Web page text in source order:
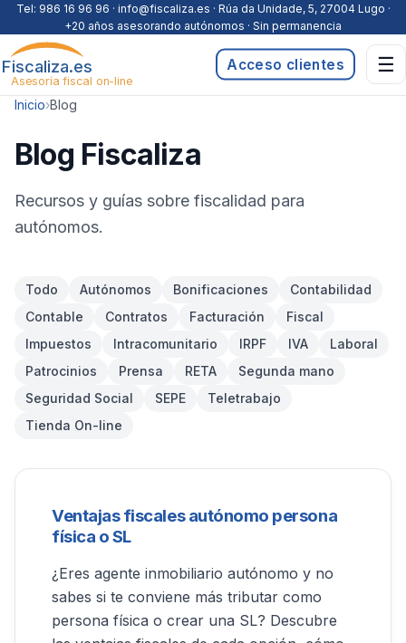
Saltar al contenido
Tel: 986 16 96 96 · info@fiscaliza.es · Rúa da Unidade, 5, 27004 Lugo ·
+20 años asesorando autónomos · Sin permanencia
Fiscaliza.es
Asesoría fiscal on-line
Acceso clientes ☰
Inicio›Blog
Blog Fiscaliza
Recursos y guías sobre fiscalidad para
autónomos.
Todo Autónomos Bonificaciones
Contabilidad
Contable
Contratos Facturación
Fiscal
Impuestos
Intracomunitario IRPF IVA
Laboral
Patrocinios
Prensa RETA
Segunda mano
Seguridad Social
SEPE
Teletrabajo
Tienda On-line
Ventajas fiscales autónomo persona
física o SL
¿Eres agente inmobiliario autónomo y no
sabes si te conviene más tributar como
persona física o crear una SL? Descubre